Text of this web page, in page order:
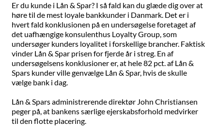
Er du kunde i Lån & Spar? I så fald kan du glæde dig over at
høre til de mest loyale bankkunder i Danmark. Det er i
hvert fald konklusionen på en undersøgelse foretaget af
det uafhængige konsulenthus Loyalty Group, som
undersøger kunders loyalitet i forskellige brancher. Faktisk
vinder Lån & Spar prisen for fjerde år i streg. En af
undersøgelsens konklusioner er, at hele 82 pct. af Lån &
Spars kunder ville genvælge Lån & Spar, hvis de skulle
vælge bank i dag.
Lån & Spars administrerende direktør John Christiansen
peger på, at bankens særlige ejerskabsforhold medvirker
til den flotte placering.